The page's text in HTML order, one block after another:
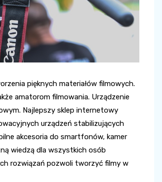
pięknych materiałów filmowych.
amatorom filmowania. Urządzenie
Najlepszy sklep internetowy
urządzeń stabilizujących
akcesoria do smartfonów, kamer
wiedzą dla wszystkich osób
rozwiązań pozwoli tworzyć filmy w